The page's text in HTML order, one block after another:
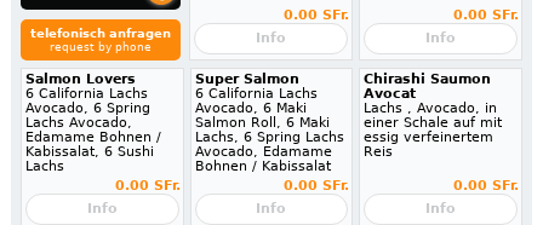
telefonisch anfragen
request by phone
0.00 SFr.
Info
0.00 SFr.
Info
Salmon Lovers
6 California Lachs
Avocado, 6 Spring
Lachs Avocado,
Edamame Bohnen /
Kabissalat, 6 Sushi
Lachs
0.00 SFr.
Info
Super Salmon
6 California Lachs
Avocado, 6 Maki
Salmon Roll, 6 Maki
Lachs, 6 Spring Lachs
Avocado, Edamame
Bohnen / Kabissalat
0.00 SFr.
Info
Chirashi Saumon
Avocat
Lachs , Avocado, in
einer Schale auf mit
essig verfeinertem
Reis
0.00 SFr.
Info